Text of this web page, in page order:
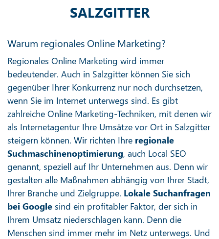
SALZGITTER
Warum regionales Online Marketing?
Regionales Online Marketing wird immer
bedeutender. Auch in Salzgitter können Sie sich
gegenüber Ihrer Konkurrenz nur noch durchsetzen,
wenn Sie im Internet unterwegs sind. Es gibt
zahlreiche Online Marketing-Techniken, mit denen wir
als Internetagentur Ihre Umsätze vor Ort in Salzgitter
steigern können. Wir richten Ihre regionale
Suchmaschinenoptimierung, auch Local SEO
genannt, speziell auf Ihr Unternehmen aus. Denn wir
gestalten alle Maßnahmen abhängig von Ihrer Stadt,
Ihrer Branche und Zielgruppe. Lokale Suchanfragen
bei Google sind ein profitabler Faktor, der sich in
Ihrem Umsatz niederschlagen kann. Denn die
Menschen sind immer mehr im Netz unterwegs. Und